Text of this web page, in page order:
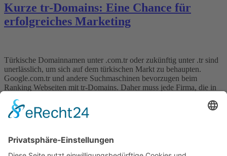
Kurze tr-Domains: Eine Chance für
erfolgreiches Marketing
Türkische Domainnamen unter .com.tr oder zukünftig unter .tr sind
unerlässlich, um sich auf dem türkischen Markt zu behaupten.
Google.com.tr und andere Suchmaschinen bevorzugen beim
Ranking Webseiten mit tr-Domains. Daher muss jede Firma, die in
Webseite mit einer tr-Domain registrieren lassen. Inhaber von
türkischen Domains auf der […]